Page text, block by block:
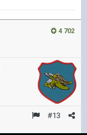
4 702
#13